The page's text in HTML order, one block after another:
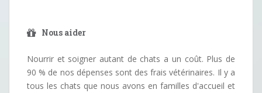
Nous aider
Nourrir et soigner autant de chats a un coût. Plus de
90 % de nos dépenses sont des frais vétérinaires. Il y a
tous les chats que nous avons en familles d'accueil et